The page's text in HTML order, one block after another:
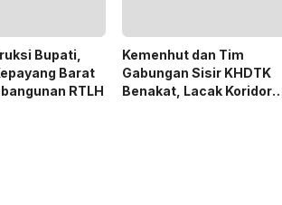
Bupati,
Barat
RTLH
Kemenhut dan Tim
Gabungan Sisir KHDTK
Benakat, Lacak Koridor